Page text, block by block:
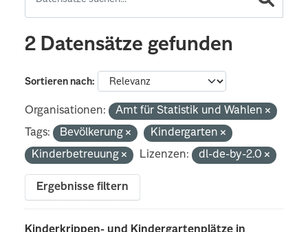
2 Datensätze gefunden
Sortieren nach
Organisationen:
Amt für Statistik und Wahlen
Tags:
Bevölkerung
Kindergarten
Kinderbetreuung
Lizenzen: dl-de-by-2.0
Ergebnisse filtern
Kinderkrippen- und Kindergartenplätze in